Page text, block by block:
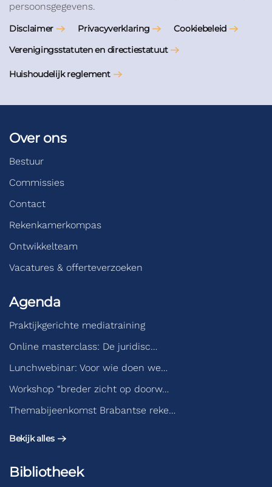
persoonsgegevens.
Disclaimer Privacyverklaring
Cookiebeleid
Verenigingsstatuten en directiestatuut
Huishoudelijk reglement
Over ons
Bestuur
Commissies
Contact
Rekenkamerkompas
Ontwikkelteam
Vacatures & offerteverzoeken
Agenda
Praktijkgerichte mediatraining
Online masterclass: De juridisc…
Lunchwebinar: Voor wie doen we…
Workshop “breder zicht op doorw…
Themabijeenkomst Brabantse reke…
Bekijk alles
Bibliotheek